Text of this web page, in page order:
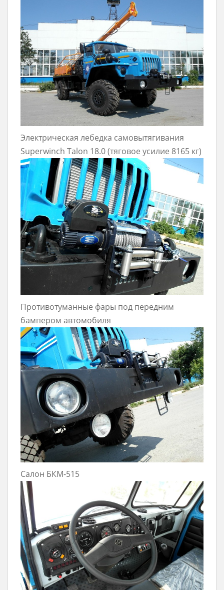
Электрическая лебедка самовытягивания
Superwinch Talon 18.0 (тяговое усилие 8165 кг)
Противотуманные фары под передним
бампером автомобиля
Салон БКМ-515